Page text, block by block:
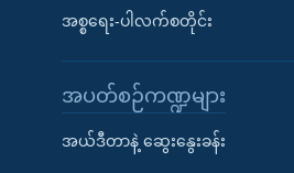
အစ္စရေး-ပါလက်စတိုင်း
အပတ်စဉ်ကဏ္ဍများ
အယ်ဒီတာနဲ့ ဆွေးနွေးခန်း